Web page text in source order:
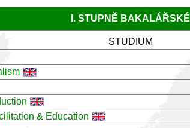
I. STUPNĚ BAKALÁŘSKÉ
STUDIUM
& Education